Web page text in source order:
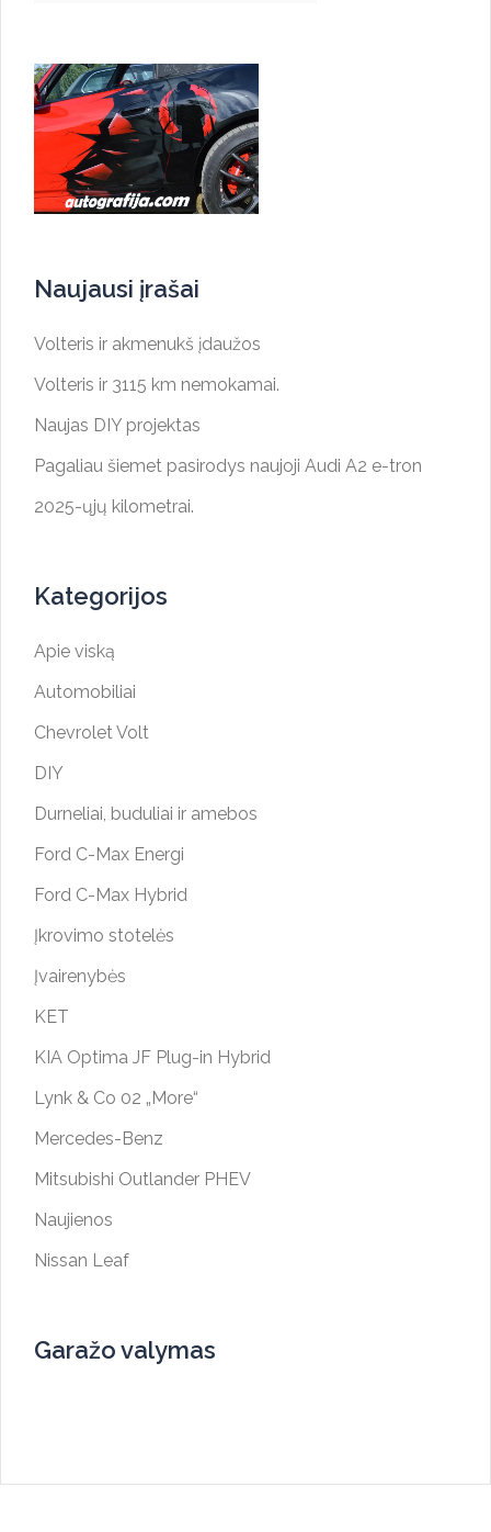
Naujausi įrašai
Volteris ir akmenukš įdaužos
Volteris ir 3115 km nemokamai.
Naujas DIY projektas
Pagaliau šiemet pasirodys naujoji Audi A2 e-tron
2025-ųjų kilometrai.
Kategorijos
Apie viską
Automobiliai
Chevrolet Volt
DIY
Durneliai, buduliai ir amebos
Ford C-Max Energi
Ford C-Max Hybrid
Įkrovimo stotelės
Įvairenybės
KET
KIA Optima JF Plug-in Hybrid
Lynk & Co 02 „More“
Mercedes-Benz
Mitsubishi Outlander PHEV
Naujienos
Nissan Leaf
Garažo valymas